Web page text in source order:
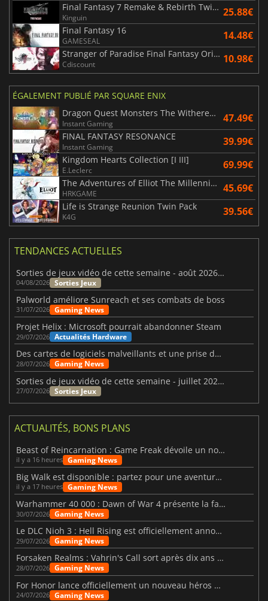
Final Fantasy 7 Remake & Rebirth Twin Pack
Kinguin 25.88€
Final Fantasy 16
GAMESEAL 14.48€
Stranger of Paradise Final Fantasy Origin
Cdiscount 10.98€
ÉGALEMENT PUBLIÉ PAR SQUARE ENIX
Dragon Quest Monsters The Withered World
Instant Gaming 47.49€
FINAL FANTASY RESONANCE
Instant Gaming 39.99€
Kingdom Hearts Collection [I III]
E.Leclerc 69.99€
The Adventures of Elliot The Millennium Tales
HRKGAME 45.69€
Life is Strange Reunion Twin Pack
K4G 39.56€
TENDANCES ACTUELLES
Sorties de jeux vidéo de cette semaine - août 2026 (semaine 32)
04/08/2026 Sorties Jeux
Palworld améliore Sunreach et ses combats de boss
31/07/2026 Gaming News
Projet Helix : Microsoft pourrait abandonner Steam
29/07/2026 Actualités Hardware
Des cartes de logiciels malveillants et une prise de contrôle de Discord ont touché Meccha Chameleon
28/07/2026 Gaming News
Sorties de jeux vidéo de cette semaine - juillet 2026 (semaine 31)
27/07/2026 Sorties Jeux
ACTUALITÉS, BONS PLANS
Beast of Reincarnation : Game Freak dévoile un nouveau pari
il y a 16 heures Gaming News
Big Walk est disponible : partez pour une aventure entre amis
il y a 17 heures Gaming News
Warhammer 40 000 : Dawn of War 4 présente la faction des Nécrons
30/07/2026 Gaming News
Le DLC Nioh 3 : Hell Rising est officiellement annoncé
29/07/2026 Gaming News
Forsaken Realms : Vahrin's Call sort après dix ans de développement
28/07/2026 Gaming News
For Honor lance officiellement un nouveau héros nommé Arakure
24/07/2026 Gaming News